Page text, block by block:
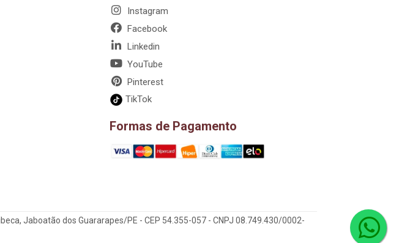
Instagram
Facebook
Linkedin
YouTube
Pinterest
TikTok
Formas de Pagamento
Jaboatão dos Guararapes/PE - CEP 54.355-057 - CNPJ 08.749.430/0002-